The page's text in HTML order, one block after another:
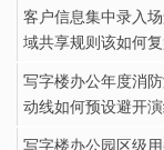
客户信息集中录入
域共享规则该如何
写字楼办公年度消
动线如何预设避开
写字楼办公园区级